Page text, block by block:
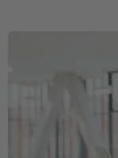
Weiter zu Private